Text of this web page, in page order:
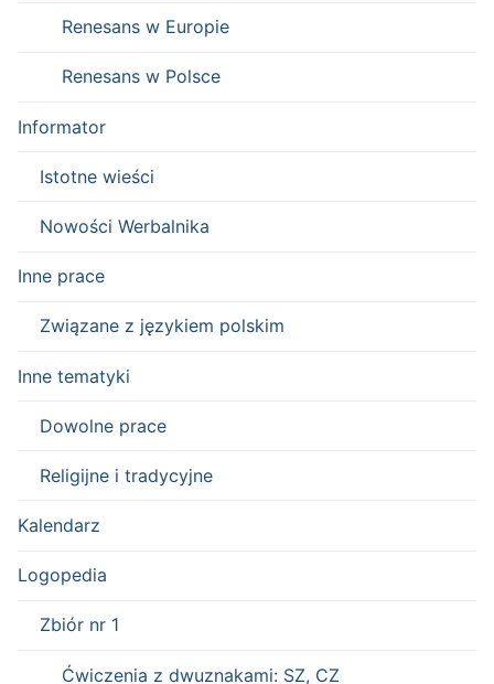
Renesans w Europie
Renesans w Polsce
Informator
Istotne wieści
Nowości Werbalnika
Inne prace
Związane z językiem polskim
Inne tematyki
Dowolne prace
Religijne i tradycyjne
Kalendarz
Logopedia
Zbiór nr 1
Ćwiczenia z dwuznakami: SZ, CZ